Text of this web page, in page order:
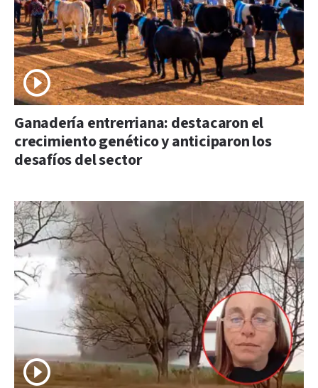
Ganadería entrerriana: destacaron el
crecimiento genético y anticiparon los
desafíos del sector